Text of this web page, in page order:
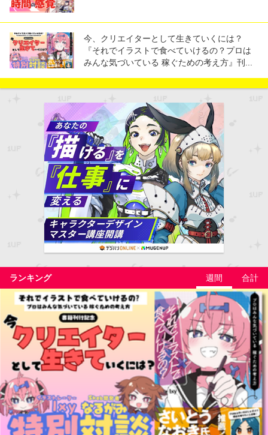
今、クリエイターとして生きていくには？
『それでイラストで食べていけるの？プロは
みんな気づいている 稼ぐための考え方』刊...
ランキング 週間 合計